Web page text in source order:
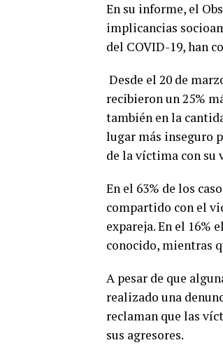
En su informe, el
implicancias
del COVID-19, han
Desde el 20 de
recibieron un 25%
también en la
lugar más inseguro
de la víctima con su
En el 63% de los
compartido con el
expareja. En el
conocido, mientras
A pesar de que
realizado una
reclaman que las
sus agresores.